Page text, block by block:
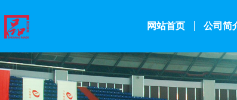
网站首页 公司简